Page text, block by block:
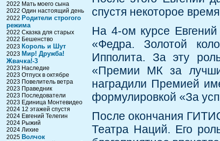
2022 Мать моего сына
2022 Один настоящий день
2022 Родители строгого
режима
2022 Сказка для старых
2022 Бешенство
2023 Король и Шут
2023 Мир! Дружба!
Жвачка!-3
2023 Наследие
2023 Отпуск в октябре
2023 Повелитель ветра
2023 Праведник
2023 Последователи
2023 Единица Монтевидео
2024 12 этажей спустя
2024 Евгений Телегин
2024 Рыжий
2024 Лихие
2025 Волчок
спустя некоторое
На 4-ом курсе
«Федра. Золотой
Ипполита. За эту
«Премии МК за
наградили Премией
формулировкой «За
После окончания
Театра Наций. Его